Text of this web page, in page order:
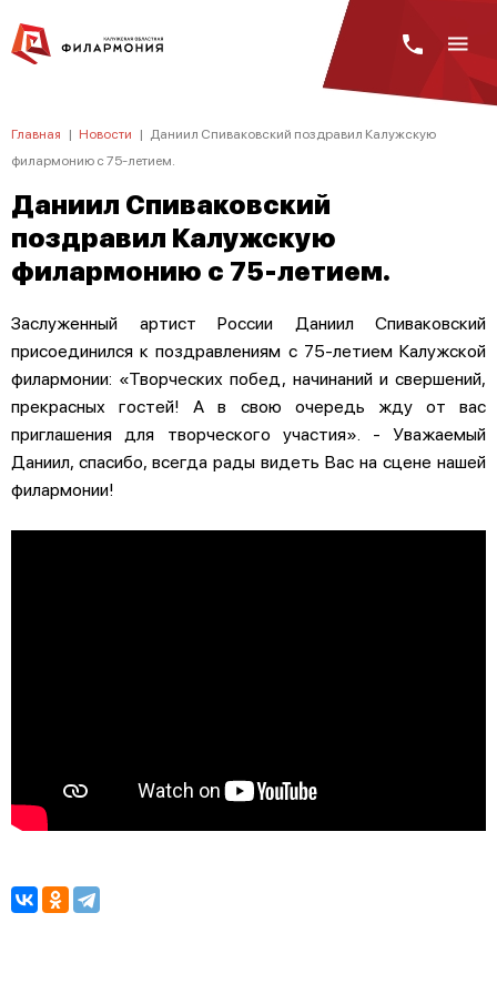
Главная | Новости | Даниил Спиваковский поздравил Калужскую
филармонию с 75-летием.
Даниил Спиваковский
поздравил Калужскую
филармонию с 75-летием.
Заслуженный артист России Даниил Спиваковский
присоединился к поздравлениям с 75-летием Калужской
филармонии: «Творческих побед, начинаний и свершений,
прекрасных гостей! А в свою очередь жду от вас
приглашения для творческого участия». - Уважаемый
Даниил, спасибо, всегда рады видеть Вас на сцене нашей
филармонии!